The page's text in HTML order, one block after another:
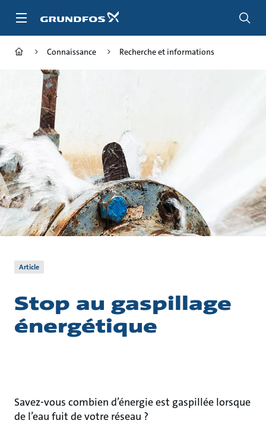
Connaissance Recherche et informations
Article
Stop au gaspillage
énergétique
Savez-vous combien d’énergie est gaspillée lorsque
de l’eau fuit de votre réseau ?